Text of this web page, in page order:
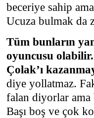
beceriye sahip
Ucuza bulmak da
Tüm bunların
oyuncusu olabilir.
Çolak’ı
diye yollatmaz.
falan diyorlar ama
Başı boş ve çok